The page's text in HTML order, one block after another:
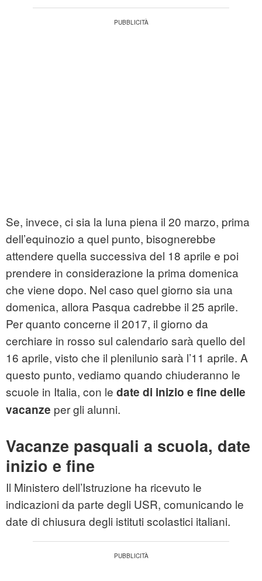
Se, invece, ci sia la luna piena il 20 marzo, prima
dell’equinozio a quel punto, bisognerebbe
attendere quella successiva del 18 aprile e poi
prendere in considerazione la prima domenica
che viene dopo. Nel caso quel giorno sia una
domenica, allora Pasqua cadrebbe il 25 aprile.
Per quanto concerne il 2017, il giorno da
cerchiare in rosso sul calendario sarà quello del
16 aprile, visto che il plenilunio sarà l’11 aprile. A
questo punto, vediamo quando chiuderanno le
scuole in Italia, con le date di inizio e fine delle
vacanze per gli alunni.
Vacanze pasquali a scuola, date
inizio e fine
Il Ministero dell’Istruzione ha ricevuto le
indicazioni da parte degli USR, comunicando le
date di chiusura degli istituti scolastici italiani.